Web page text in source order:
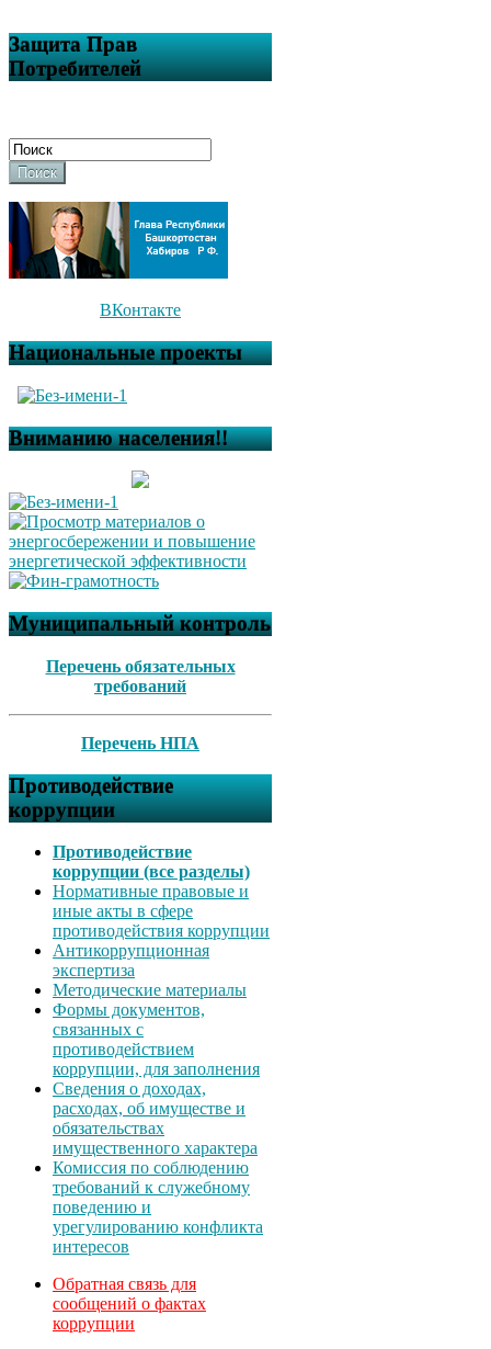
Защита Прав
Потребителей
Поиск
ВКонтакте
Национальные проекты
Вниманию населения!!
Муниципальный контроль
Перечень обязательных
требований
Перечень НПА
Противодействие
коррупции
Противодействие
коррупции (все разделы)
Нормативные правовые и
иные акты в сфере
противодействия коррупции
Антикоррупционная
экспертиза
Методические материалы
Формы документов,
связанных с
противодействием
коррупции, для заполнения
Сведения о доходах,
расходах, об имуществе и
обязательствах
имущественного характера
Комиссия по соблюдению
требований к служебному
поведению и
урегулированию конфликта
интересов
Обратная связь для
сообщений о фактах
коррупции